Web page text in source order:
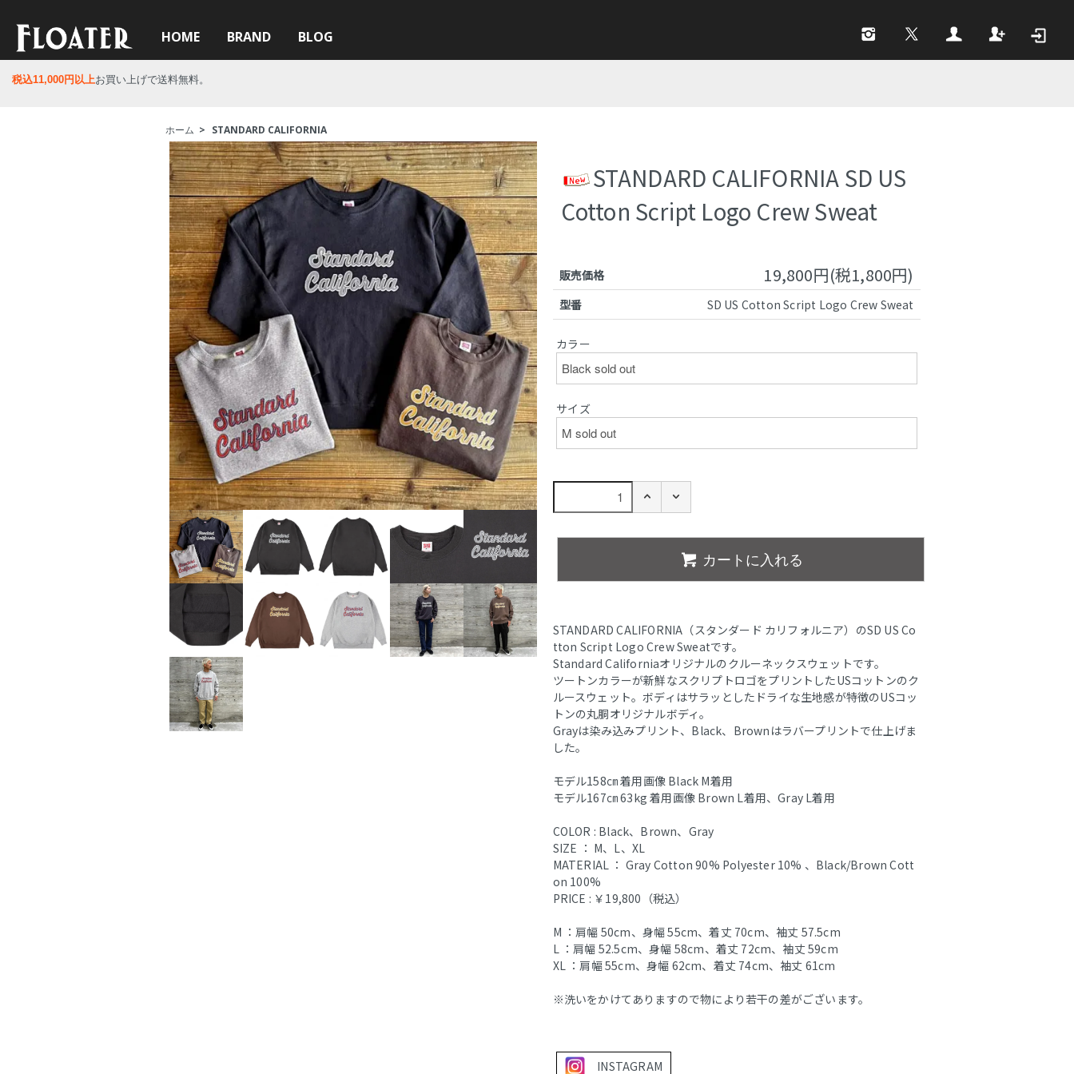
HOME BRAND BLOG
税込11,000円以上お買い上げで送料無料。
ホーム > STANDARD CALIFORNIA
STANDARD CALIFORNIA SD US
Cotton Script Logo Crew Sweat
販売価格 19,800円(税1,800円)
型番 SD US Cotton Script Logo Crew Sweat
カラー
サイズ
カートに入れる
STANDARD CALIFORNIA（スタンダード カリフォルニア）のSD US Co
tton Script Logo Crew Sweatです。
Standard Californiaオリジナルのクルーネックスウェットです。
ツートンカラーが新鮮なスクリプトロゴをプリントしたUSコットンのク
ルースウェット。ボディはサラッとしたドライな生地感が特徴のUSコッ
トンの丸胴オリジナルボディ。
Grayは染み込みプリント、Black、Brownはラバープリントで仕上げま
した。
モデル158㎝ 着用画像 Black M着用
モデル167㎝ 63kg 着用画像 Brown L着用、Gray L着用
COLOR : Black、Brown、Gray
SIZE ： M、L、XL
MATERIAL ： Gray Cotton 90% Polyester 10% 、Black/Brown Cott
on 100%
PRICE : ￥19,800（税込）
M ：肩幅 50cm、身幅 55cm、着丈 70cm、袖丈 57.5cm
L ：肩幅 52.5cm、身幅 58cm、着丈 72cm、袖丈 59cm
XL ：肩幅 55cm、身幅 62cm、着丈 74cm、袖丈 61cm
※洗いをかけてありますので物により若干の差がございます。
INSTAGRAM